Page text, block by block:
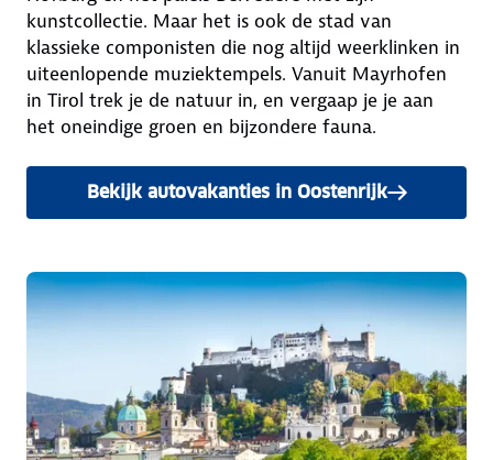
kunstcollectie. Maar het is ook de stad van
klassieke componisten die nog altijd weerklinken in
uiteenlopende muziektempels. Vanuit Mayrhofen
in Tirol trek je de natuur in, en vergaap je je aan
het oneindige groen en bijzondere fauna.
Bekijk autovakanties in Oostenrijk